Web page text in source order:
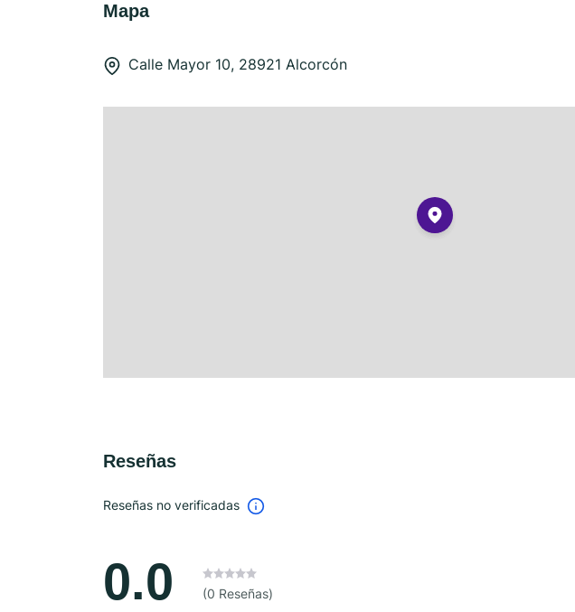
Mapa
Calle Mayor 10, 28921 Alcorcón
Reseñas
Reseñas no verificadas
0.0 (0 Reseñas)